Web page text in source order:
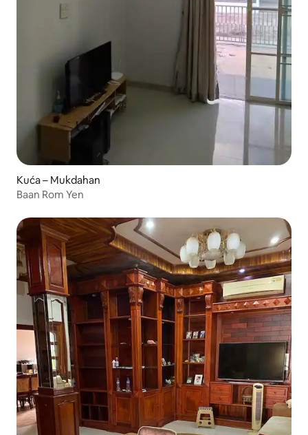
Kuća – Mukdahan
Baan Rom Yen